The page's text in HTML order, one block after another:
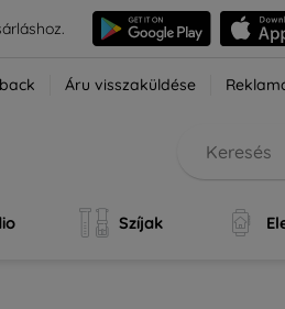
Áru visszaküldése
Szíjak